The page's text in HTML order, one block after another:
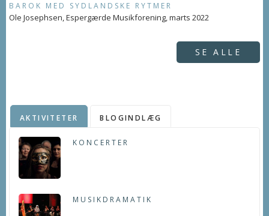
BAROK MED SYDLANDSKE RYTMER
Ole Josephsen, Espergærde Musikforening, marts 2022
SE ALLE
AKTIVITETER BLOGINDLÆG
KONCERTER
MUSIKDRAMATIK